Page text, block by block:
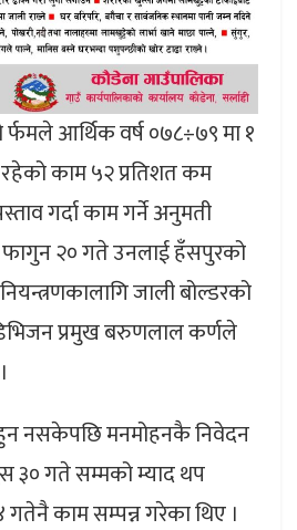
आर्थिक वर्ष ०७८÷७९ मा १
काम ५२ प्रतिशत कम
गर्दा काम गर्ने अनुमती
फागुन २० गते उनलाई हँसपुरको
जाली बोल्डरको
प्रमुख बरुणलाल कर्णले
नसकेपछि मनमोहनकै निवेदन
३० गते सम्मको म्याद थप
काम सम्पन्न गरेका थिए ।